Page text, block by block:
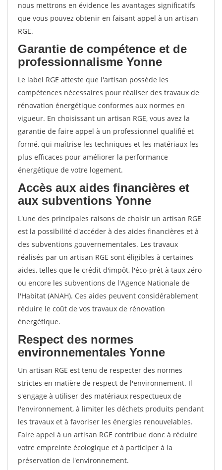
nous mettrons en évidence les avantages significatifs
que vous pouvez obtenir en faisant appel à un artisan
RGE.
Garantie de compétence et de
professionnalisme Yonne
Le label RGE atteste que l'artisan possède les
compétences nécessaires pour réaliser des travaux de
rénovation énergétique conformes aux normes en
vigueur. En choisissant un artisan RGE, vous avez la
garantie de faire appel à un professionnel qualifié et
formé, qui maîtrise les techniques et les matériaux les
plus efficaces pour améliorer la performance
énergétique de votre logement.
Accès aux aides financières et
aux subventions Yonne
L'une des principales raisons de choisir un artisan RGE
est la possibilité d'accéder à des aides financières et à
des subventions gouvernementales. Les travaux
réalisés par un artisan RGE sont éligibles à certaines
aides, telles que le crédit d'impôt, l'éco-prêt à taux zéro
ou encore les subventions de l'Agence Nationale de
l'Habitat (ANAH). Ces aides peuvent considérablement
réduire le coût de vos travaux de rénovation
énergétique.
Respect des normes
environnementales Yonne
Un artisan RGE est tenu de respecter des normes
strictes en matière de respect de l'environnement. Il
s'engage à utiliser des matériaux respectueux de
l'environnement, à limiter les déchets produits pendant
les travaux et à favoriser les énergies renouvelables.
Faire appel à un artisan RGE contribue donc à réduire
votre empreinte écologique et à participer à la
préservation de l'environnement.